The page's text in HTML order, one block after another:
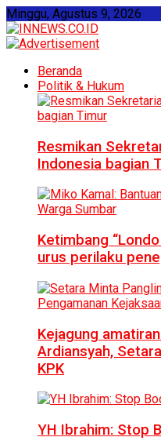
Minggu, Agustus 9, 2026
Beranda
Politik & Hukum
Resmikan
Indonesia bagian
Ketimbang
urus perilaku
Kejagung
Ardiansyah,
KPK
YH Ibrahim: Stop